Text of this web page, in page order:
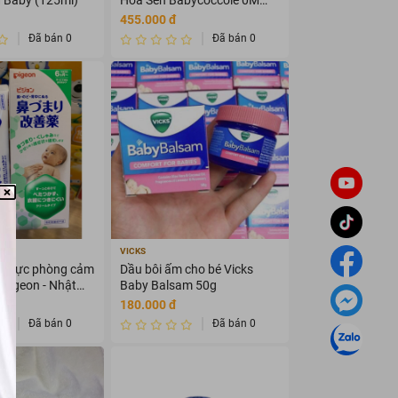
Đã bán 0
(100ml)
455.000 đ
Đã bán 0
ngực phòng cảm
Pigeon - Nhật
Đã bán 0
VICKS
Dầu bôi ấm cho bé Vicks
Baby Balsam 50g
180.000 đ
Đã bán 0